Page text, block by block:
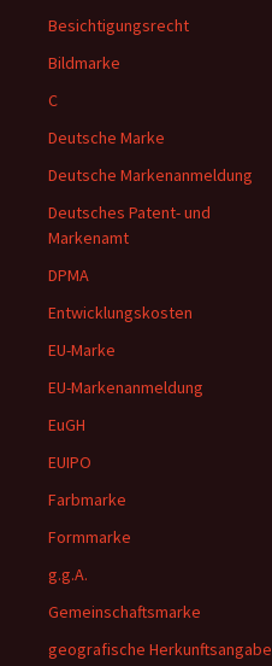
Besichtigungsrecht
Bildmarke
C
Deutsche Marke
Deutsche Markenanmeldung
Deutsches Patent- und
Markenamt
DPMA
Entwicklungskosten
EU-Marke
EU-Markenanmeldung
EuGH
EUIPO
Farbmarke
Formmarke
g.g.A.
Gemeinschaftsmarke
geografische Herkunftsangabe